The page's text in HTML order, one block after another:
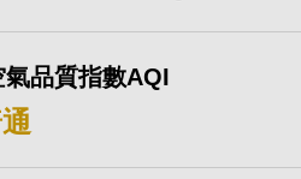
氣品質指數AQI